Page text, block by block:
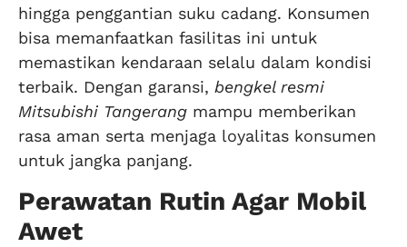
hingga penggantian suku cadang. Konsumen
bisa memanfaatkan fasilitas ini untuk
memastikan kendaraan selalu dalam kondisi
terbaik. Dengan garansi, bengkel resmi
Mitsubishi Tangerang mampu memberikan
rasa aman serta menjaga loyalitas konsumen
untuk jangka panjang.
Perawatan Rutin Agar Mobil
Awet